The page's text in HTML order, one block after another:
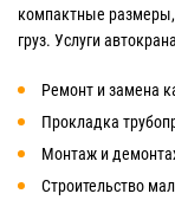
компактные
груз. Услуги
Ремонт и замена
Прокладка
Монтаж и
Строительство